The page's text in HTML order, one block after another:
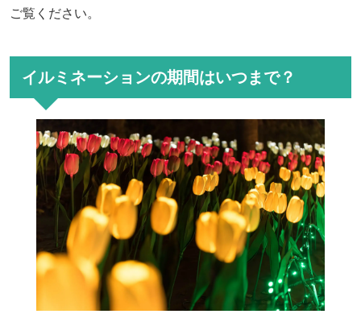
ご覧ください。
イルミネーションの期間はいつまで？